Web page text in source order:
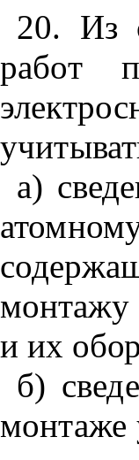
20. Из
работ
а)
монтажу
и их
б)
монтаже